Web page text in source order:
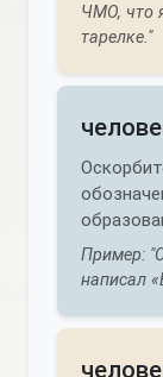
ЧМО, что
тарелке."
Пример:
написал